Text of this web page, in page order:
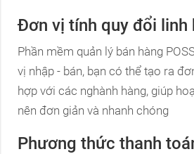
Đơn vị tính quy đổi linh
Phần mềm quản lý bán hàng
vị nhập - bán, bạn có thể tạo ra
hợp với các nghành hàng, giúp
nên đơn giản và nhanh chóng
Phương thức thanh